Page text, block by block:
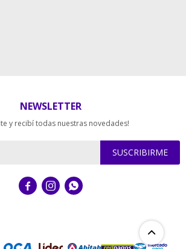
NEWSLETTER
y recibí todas nuestras novedades!
SUSCRIBIRME
  